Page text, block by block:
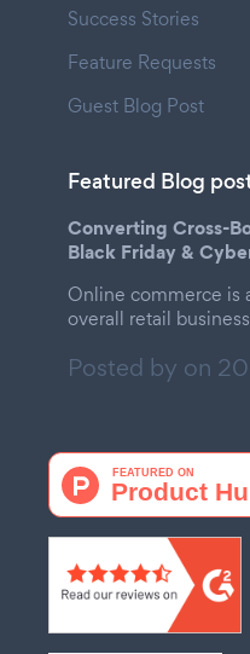
Success Stories
Feature Requests
Guest Blog Post
Featured Blog
Converting Cross-
Black Friday &
Online commerce is
overall retail
Posted by on